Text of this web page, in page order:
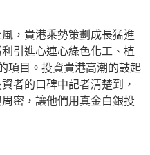
，貴港乘勢策劃成長猛進
引進心連心綠色化工、植
項目。投資貴港高潮的鼓起
者的口碑中記者清楚到，
周密，讓他們用真金白銀投